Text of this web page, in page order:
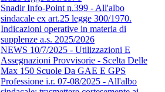
Snadir Info-Point n.399 - All'albo
sindacale ex art.25 legge 300/1970.
Indicazioni operative in materia di
supplenze a.s. 2025/2026
NEWS 10/7/2025 - Utilizzazioni E
Assegnazioni Provvisorie - Scelta Delle
Max 150 Scuole Da GAE E GPS
Professione i.r. 07-08/2025 - All'albo